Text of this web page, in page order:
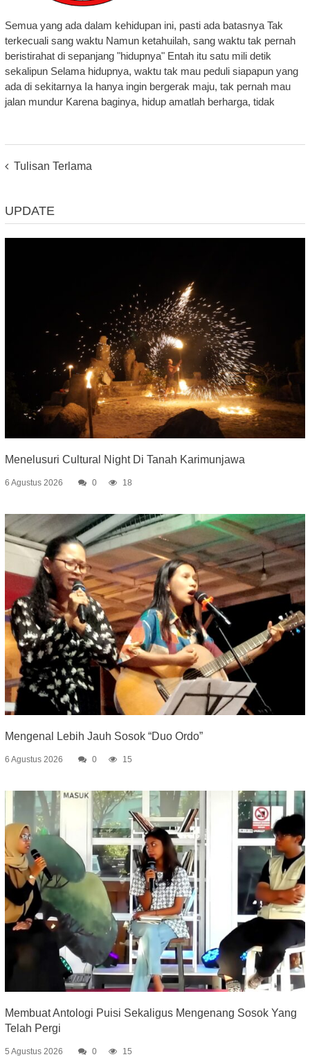
Semua yang ada dalam kehidupan ini, pasti ada batasnya Tak
terkecuali sang waktu Namun ketahuilah, sang waktu tak pernah
beristirahat di sepanjang "hidupnya" Entah itu satu mili detik
sekalipun Selama hidupnya, waktu tak mau peduli siapapun yang
ada di sekitarnya Ia hanya ingin bergerak maju, tak pernah mau
jalan mundur Karena baginya, hidup amatlah berharga, tidak
Posts
Tulisan Terlama
UPDATE
Menelusuri Cultural Night Di Tanah Karimunjawa
6 Agustus 2026 0 18
Mengenal Lebih Jauh Sosok “Duo Ordo”
6 Agustus 2026 0 15
Membuat Antologi Puisi Sekaligus Mengenang Sosok Yang
Telah Pergi
5 Agustus 2026 0 15